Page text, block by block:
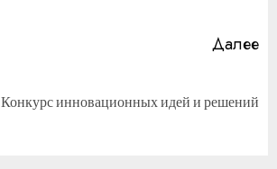
Далее
Конкурс инновационных идей и решений